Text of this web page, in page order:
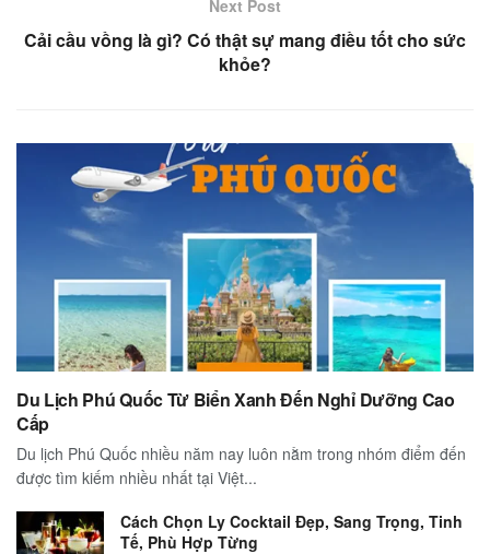
Next Post
Cải cầu vồng là gì? Có thật sự mang điều tốt cho sức
khỏe?
Du Lịch Phú Quốc Từ Biển Xanh Đến Nghỉ Dưỡng Cao
Cấp
Du lịch Phú Quốc nhiều năm nay luôn nằm trong nhóm điểm đến
được tìm kiếm nhiều nhất tại Việt...
Cách Chọn Ly Cocktail Đẹp, Sang Trọng, Tinh
Tế, Phù Hợp Từng